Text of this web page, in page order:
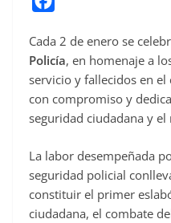
c
e
o
k
Cada 2 de enero se
Policía, en homenaje a
servicio y fallecidos en
con compromiso y
seguridad ciudadana y
La labor desempeñada
seguridad policial
constituir el primer
ciudadana, el combate